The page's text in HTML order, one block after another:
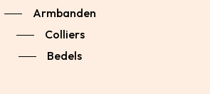
Armbanden
Colliers
Bedels